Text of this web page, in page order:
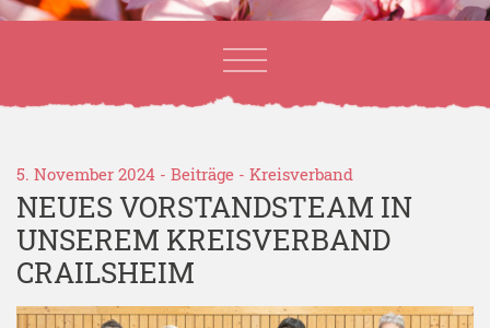
5. November 2024 - Beiträge - Kreisverband
NEUES VORSTANDSTEAM IN
UNSEREM KREISVERBAND
CRAILSHEIM